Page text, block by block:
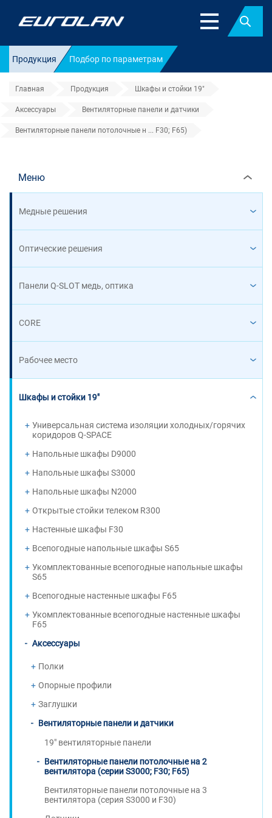
Найти
Продукция Подбор по параметрам
Главная Продукция Шкафы и стойки 19"
Аксессуары Вентиляторные панели и датчики
Вентиляторные панели потолочные н ... F30; F65)
Вентиляторные панели
Меню
Медные решения
Оптические решения
Панели Q-SLOT медь, оптика
CORE
Рабочее место
Шкафы и стойки 19"
Универсальная система изоляции холодных/горячих
коридоров Q-SPACE
Напольные шкафы D9000
Напольные шкафы S3000
Напольные шкафы N2000
Открытые стойки телеком R300
Настенные шкафы F30
Всепогодные напольные шкафы S65
Укомплектованные всепогодные напольные шкафы
S65
Всепогодные настенные шкафы F65
Укомплектованные всепогодные настенные шкафы
F65
Аксессуары
Полки
Опорные профили
Заглушки
Вентиляторные панели и датчики
19" вентиляторные панели
Вентиляторные панели потолочные на 2
вентилятора (серии S3000; F30; F65)
Вентиляторные панели потолочные на 3
вентилятора (серия S3000 и F30)